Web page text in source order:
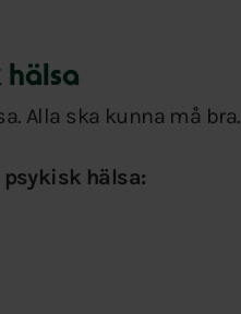
hälsa
Alla ska kunna må bra.
hälsa: